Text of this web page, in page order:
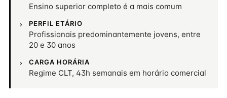
Ensino superior completo é a mais comum
PERFIL ETÁRIO
Profissionais predominantemente jovens, entre
20 e 30 anos
CARGA HORÁRIA
Regime CLT, 43h semanais em horário comercial